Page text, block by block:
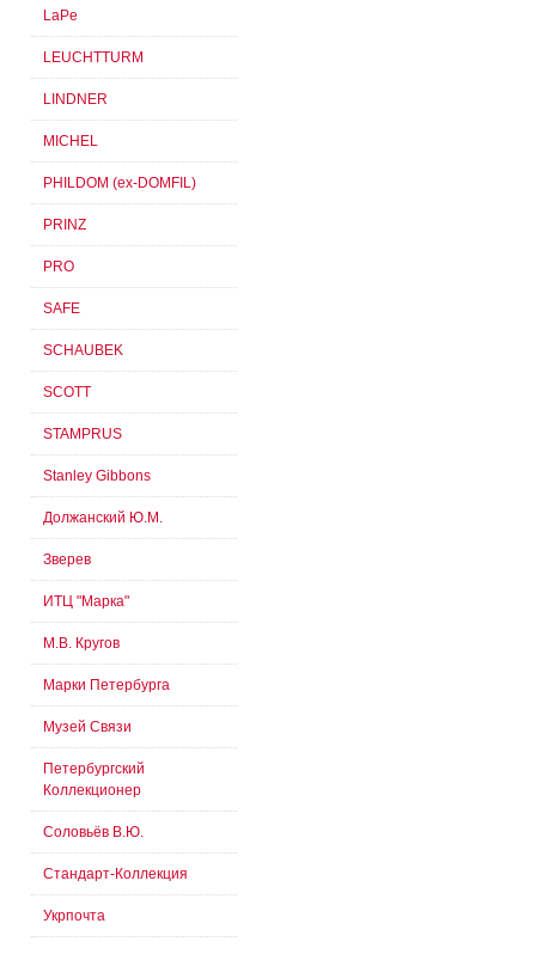
LaPe
LEUCHTTURM
LINDNER
MICHEL
PHILDOM (ex-DOMFIL)
PRINZ
PRO
SAFE
SCHAUBEK
SCOTT
STAMPRUS
Stanley Gibbons
Должанский Ю.М.
Зверев
ИТЦ "Марка"
М.В. Кругов
Марки Петербурга
Музей Связи
Петербургский
Коллекционер
Соловьёв В.Ю.
Стандарт-Коллекция
Укрпочта